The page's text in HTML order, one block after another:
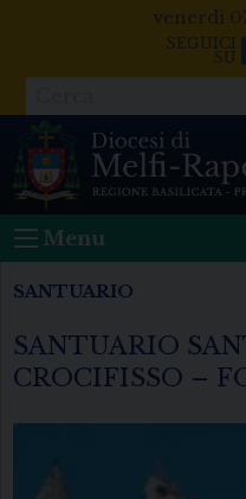
venerdì
Menu
SANTUARIO
SANTUARIO
CROCIFISSO –